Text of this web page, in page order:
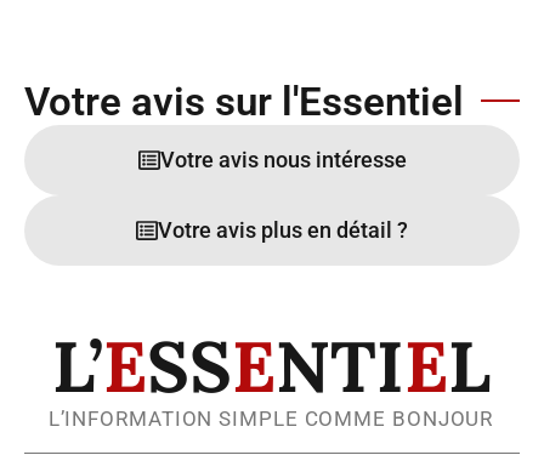
Votre avis sur l'Essentiel
Votre avis nous intéresse
Votre avis plus en détail ?
L’ESSENTIEL
L’INFORMATION SIMPLE COMME BONJOUR